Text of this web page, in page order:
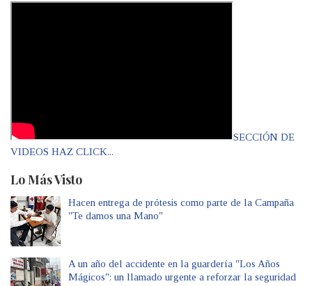
SECCIÓN DE
VIDEOS HAZ CLICK...
Lo Más Visto
Hacen entrega de prótesis como parte de la Campaña
"Te damos una Mano"
A un año del accidente en la guardería "Los Años
Mágicos": un llamado urgente a reforzar la seguridad